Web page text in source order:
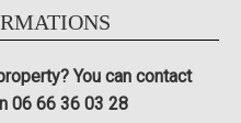
You can contact
06 66 36 03 28